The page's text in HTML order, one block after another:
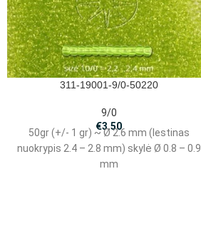
311-19001-9/0-50220
9/0
€3.50
50gr (+/- 1 gr) ~ Ø 2.6 mm (lestinas
nuokrypis 2.4 – 2.8 mm) skylė Ø 0.8 – 0.9
mm